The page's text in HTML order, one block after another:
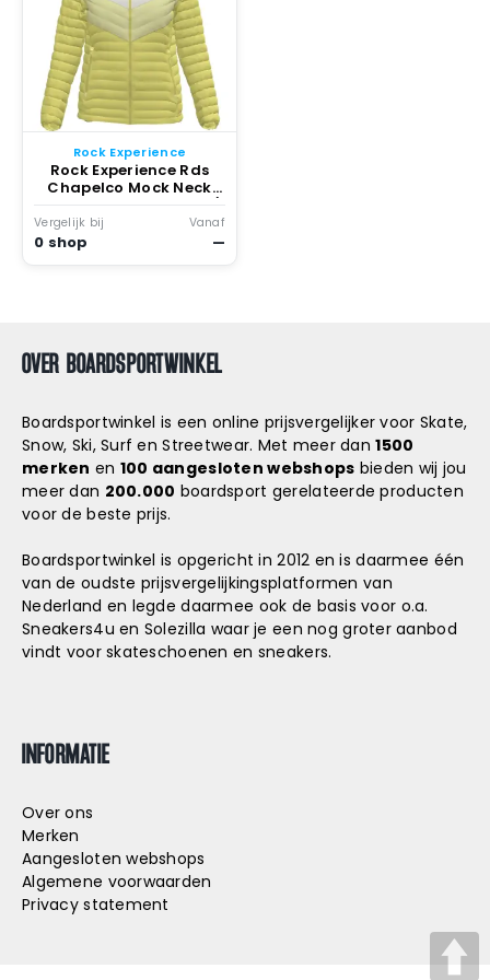
Rock Experience
Rock Experience Rds
Chapelco Mock Neck
Donzen Jas Limelight /
Wax Jellow /
Marshmallow
Vergelijk bij
0 shop
Vanaf
—
OVER BOARDSPORTWINKEL
Boardsportwinkel is een online prijsvergelijker voor Skate,
Snow, Ski, Surf en Streetwear. Met meer dan1500
merken en 100 aangesloten webshops bieden wij jou
meer dan 200.000 boardsport gerelateerde producten
voor de beste prijs.
Boardsportwinkel is opgericht in 2012 en is daarmee één
van de oudste prijsvergelijkingsplatformen van
Nederland en legde daarmee ook de basis voor o.a.
Sneakers4u en Solezilla waar je een nog groter aanbod
vindt voor skateschoenen en sneakers.
INFORMATIE
Over ons
Merken
Aangesloten webshops
Algemene voorwaarden
Privacy statement